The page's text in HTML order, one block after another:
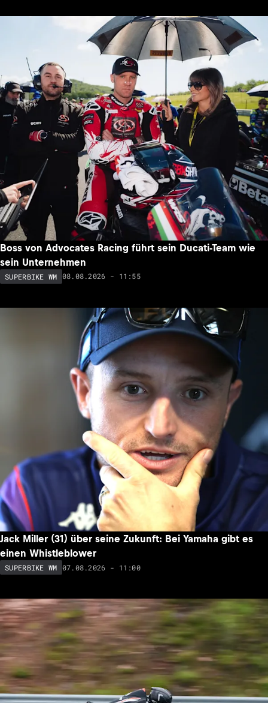
Boss von Advocates Racing führt sein Ducati-Team wie
sein Unternehmen
SUPERBIKE WM 08.08.2026 - 11:55
Jack Miller (31) über seine Zukunft: Bei Yamaha gibt es
einen Whistleblower
SUPERBIKE WM 07.08.2026 - 11:00